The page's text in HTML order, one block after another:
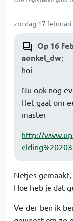
zondag 17
Op 16
nonkel_dw:
hoi
Nu ook nog
Het gaat om
master
http://
Netjes
Hoe heb je dat
Verder ben ik